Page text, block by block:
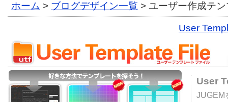
ホーム > ブログデザイン一覧 > ユーザー作成テ
User
User
JUGEM